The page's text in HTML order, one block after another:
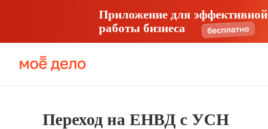
Приложение для эффективной
работы бизнеса
Переход на ЕНВД с УСН